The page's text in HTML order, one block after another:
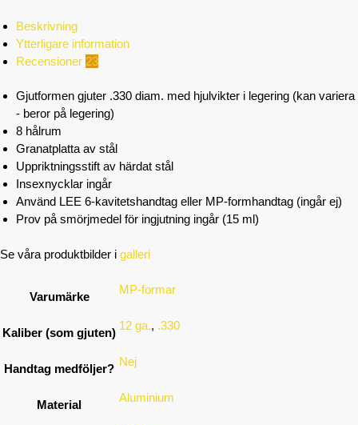
Beskrivning
Ytterligare information
Recensioner 23
Gjutformen gjuter .330 diam. med hjulvikter i legering (kan variera
- beror på legering)
8 hålrum
Granatplatta av stål
Uppriktningsstift av härdat stål
Insexnycklar ingår
Använd LEE 6-kavitetshandtag eller MP-formhandtag (ingår ej)
Prov på smörjmedel för ingjutning ingår (15 ml)
Se våra produktbilder i galleri
Varumärke
MP-formar
Kaliber (som gjuten)
12 ga., .330
Handtag medföljer?
Nej
Material
Aluminium